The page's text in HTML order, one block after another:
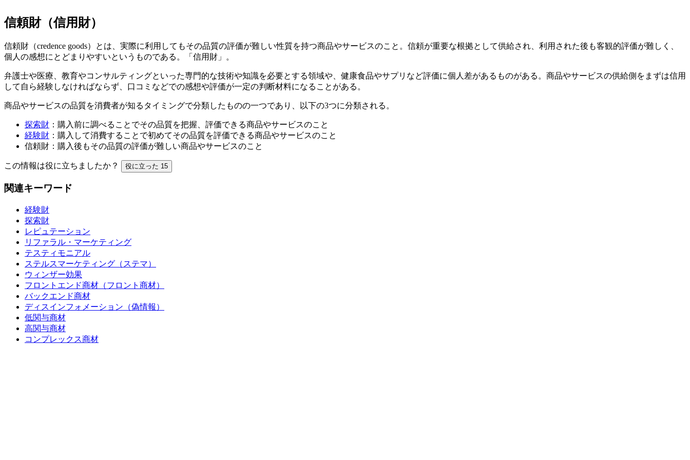
信頼財（信用財）
信頼財（credence goods）とは、実際に利用してもその品質の評価が難しい性質を持つ商品やサービスのこと。信頼が重要な根拠として供給され、利用された後も客観的評価が難しく、
個人の感想にとどまりやすいというものである。「信用財」。
弁護士や医療、教育やコンサルティングといった専門的な技術や知識を必要とする領域や、健康食品やサプリなど評価に個人差があるものがある。商品やサービスの供給側をまずは信用
して自ら経験しなければならず、口コミなどでの感想や評価が一定の判断材料になることがある。
商品やサービスの品質を消費者が知るタイミングで分類したものの一つであり、以下の3つに分類される。
探索財 ：購入前に調べることでその品質を把握、評価できる商品やサービスのこと
経験財 ：購入して消費することで初めてその品質を評価できる商品やサービスのこと
信頼財：購入後もその品質の評価が難しい商品やサービスのこと
この情報は役に立ちましたか？ 役に立った 15
関連キーワード
経験財
探索財
レピュテーション
リファラル・マーケティング
テスティモニアル
ステルスマーケティング（ステマ）
ウィンザー効果
フロントエンド商材（フロント商材）
バックエンド商材
ディスインフォメーション（偽情報）
低関与商材
高関与商材
コンプレックス商材